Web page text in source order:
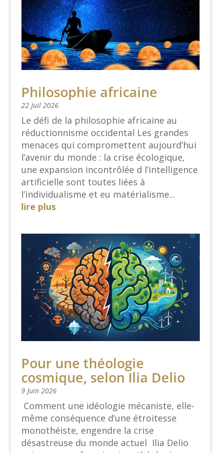
Philosophie africaine
22 Juil 2026
Le défi de la philosophie africaine au
réductionnisme occidental Les grandes
menaces qui compromettent aujourd’hui
l’avenir du monde : la crise écologique,
une expansion incontrôlée d l’intelligence
artificielle sont toutes liées à
l’individualisme et eu matérialisme...
lire plus
Pour une théologie
cosmique, selon Ilia Delio
9 Juin 2026
Comment une idéologie mécaniste, elle-
même conséquence d’une étroitesse
monothéiste, engendre la crise
désastreuse du monde actuel Ilia Delio